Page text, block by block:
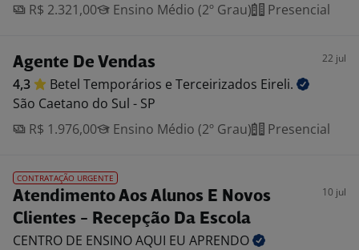
R$ 2.321,00
Ensino Médio (2º Grau) Presencial
Agente De Vendas 22 jul
4,3 Betel Temporários e Terceirizados Eireli.
São Caetano do Sul - SP
R$ 1.976,00
Ensino Médio (2º Grau) Presencial
CONTRATAÇÃO URGENTE
Atendimento Aos Alunos E Novos
Clientes - Recepção Da Escola
10 jul
CENTRO DE ENSINO AQUI EU APRENDO